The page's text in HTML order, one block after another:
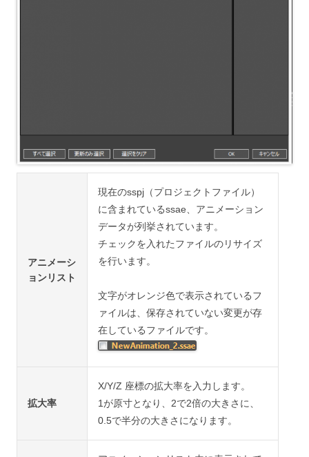
アニメーシ
ョンリスト
現在のsspj（プロジェクトファイル）
に含まれているssae、アニメーション
データが列挙されています。
チェックを入れたファイルのリサイズ
を行います。
文字がオレンジ色で表示されているフ
ァイルは、保存されていない変更が存
在しているファイルです。
拡大率
X/Y/Z 座標の拡大率を入力します。
1が原寸となり、2で2倍の大きさに、
0.5で半分の大きさになります。